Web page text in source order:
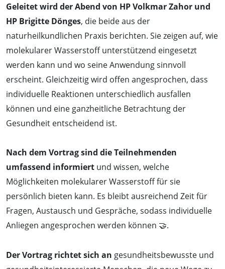
Geleitet wird der Abend von HP Volkmar Zahor und
HP Brigitte Dönges, die beide aus der
naturheilkundlichen Praxis berichten. Sie zeigen auf, wie
molekularer Wasserstoff unterstützend eingesetzt
werden kann und wo seine Anwendung sinnvoll
erscheint. Gleichzeitig wird offen angesprochen, dass
individuelle Reaktionen unterschiedlich ausfallen
können und eine ganzheitliche Betrachtung der
Gesundheit entscheidend ist.
Nach dem Vortrag sind die Teilnehmenden
umfassend informiert und wissen, welche
Möglichkeiten molekularer Wasserstoff für sie
persönlich bieten kann. Es bleibt ausreichend Zeit für
Fragen, Austausch und Gespräche, sodass individuelle
Anliegen angesprochen werden können 🤝.
Der Vortrag richtet sich an gesundheitsbewusste und